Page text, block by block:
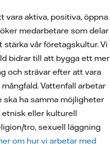
vara aktiva, positiva, öppna
medarbetare som delar
vår företagskultur. Vi
bidrar till att bygga ett mer
och strävar efter att vara
Vattenfall arbetar
ha samma möjligheter
eller kulturell
tro, sexuell läggning
om hur vi arbetar med